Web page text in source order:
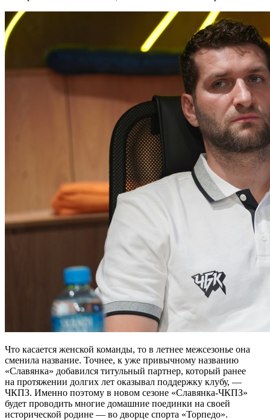
Что касается женской команды, то в летнее межсезонье она
сменила название. Точнее, к уже привычному названию
«Славянка» добавился титульный партнер, который ранее
на протяжении долгих лет оказывал поддержку клубу, —
ЧКПЗ. Именно поэтому в новом сезоне «Славянка-ЧКПЗ»
будет проводить многие домашние поединки на своей
исторической родине — во дворце спорта «Торпедо».